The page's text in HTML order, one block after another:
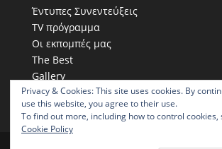
Έντυπες Συνεντεύξεις
TV πρόγραμμα
Οι εκπομπές μας
The Best
Gallery
Η παρουσία μας στα social
Privacy & Cookies: This site uses cookies. By
use this website, you agree to their use.
To find out more, including how to control cookies,
Cookie Policy